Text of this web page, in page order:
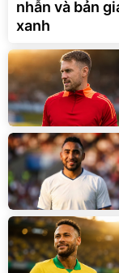
nhẫn và bản
xanh